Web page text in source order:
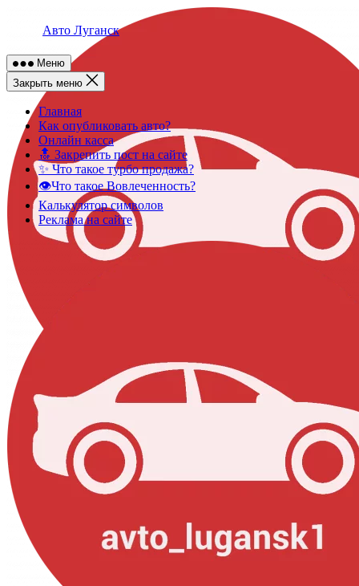
Авто Луганск
Меню
Закрыть меню
Главная
Как опубликовать авто?
Онлайн касса
🔝 Закрепить пост на сайте
✨ Что такое турбо продажа?
👁️Что такое Вовлеченность?
Калькулятор символов
Реклама на сайте